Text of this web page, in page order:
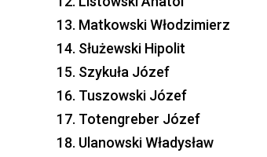
Matkowski Włodzimierz
Służewski Hipolit
Szykuła Józef
Tuszowski Józef
Totengreber Józef
Ulanowski Władysław